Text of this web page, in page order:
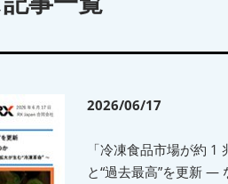
2026/06/17
「冷凍食品市場が約 1
と“過去最高”を更新 ―